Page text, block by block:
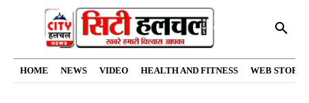
HOME NEWS VIDEO HEALTH AND FITNESS WEB